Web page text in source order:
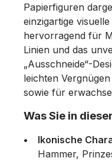
Papierfiguren
einzigartige
hervorragend für
Linien und das
„Ausschneide“-
leichten
sowie für
Was Sie in
Ikonische
Hammer,